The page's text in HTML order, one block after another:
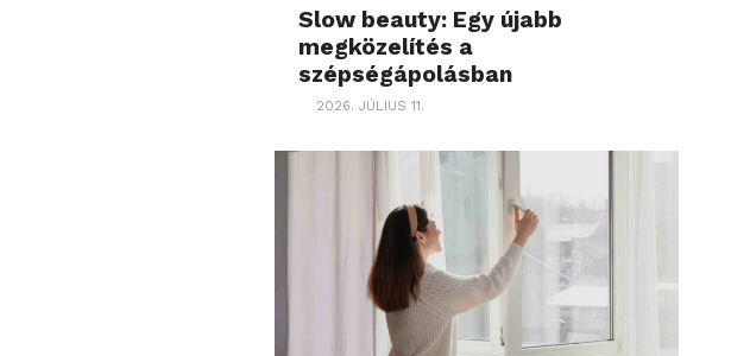
Slow beauty: Egy újabb
megközelítés a
szépségápolásban
2026. JÚLIUS 11.